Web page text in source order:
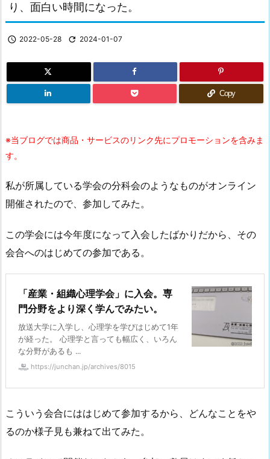
り、面白い時間になった。
 2022-05-28  2024-01-07
Copy
※当ブログでは商品・サービスのリンク先にプロモーションを含みま
す。
私が所属している学会の分科会のようなものがオンライン
開催されたので、参加してみた。
この学会には今年度になって入会したばかりだから、その
会合へのはじめての参加である。
「産業・組織心理学会」に入会。専
門分野をより深く学んでみたい。
放送大学に入学し、心理学を学びはじめて1年
が経った。 心理学と言っても幅広く、いろん
な分野があるも ...
https://junchan.jp/archives/8015
こういう会合にははじめて参加するから、どんなことをや
るのか様子見も兼ねて出てみた。